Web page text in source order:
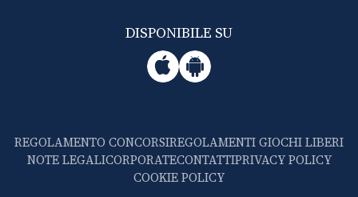
DISPONIBILE SU
REGOLAMENTO CONCORSIREGOLAMENTI GIOCHI LIBERI
NOTE LEGALICORPORATECONTATTIPRIVACY POLICY
COOKIE POLICY